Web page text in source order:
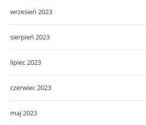
wrzesień 2023
sierpień 2023
lipiec 2023
czerwiec 2023
maj 2023